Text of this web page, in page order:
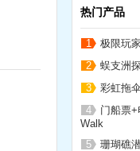
热门产品
1 极限玩家
2
蜈支洲
3
彩虹拖伞
4
门船票
Walk
5
珊瑚礁